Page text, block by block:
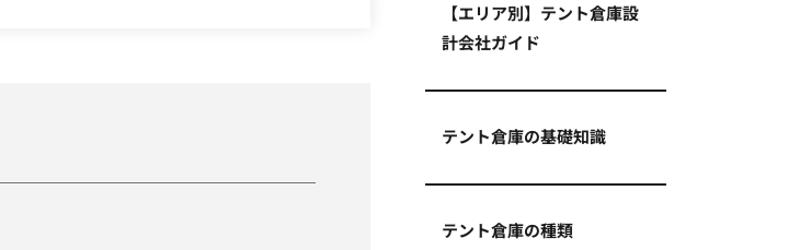
【エリア別】テント倉庫設
計会社ガイド
テント倉庫の基礎知識
テント倉庫の種類